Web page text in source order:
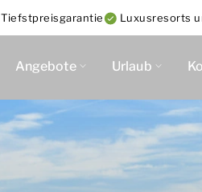
Tiefstpreisgarantie Luxusresorts
Angebote Urlaub